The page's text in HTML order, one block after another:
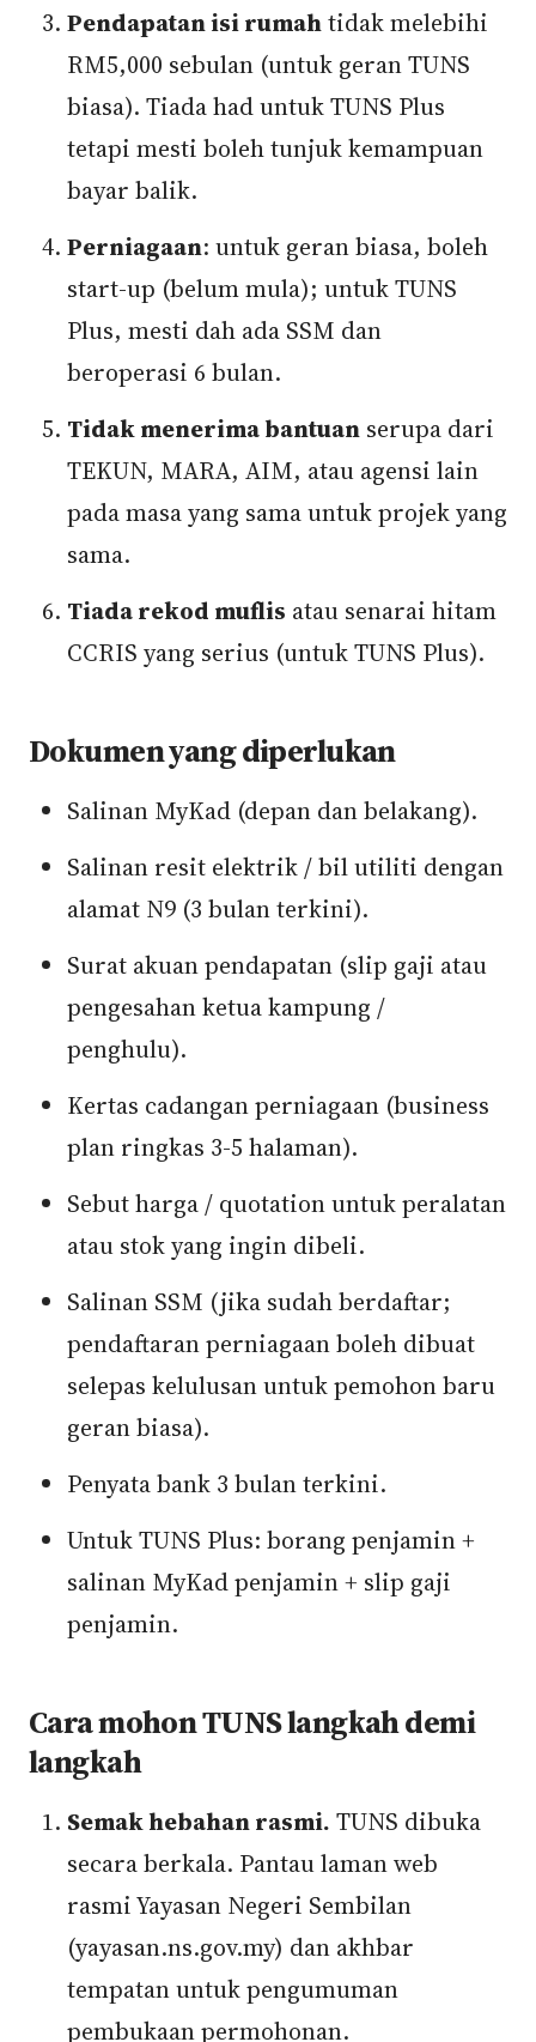
Pendapatan isi rumahtidak melebihi
RM5,000 sebulan (untuk geran TUNS
biasa). Tiada had untuk TUNS Plus
tetapi mesti boleh tunjuk kemampuan
bayar balik.
Perniagaan: untuk geran biasa, boleh
start-up (belum mula); untuk TUNS
Plus, mesti dah ada SSM dan
beroperasi 6 bulan.
Tidak menerima bantuan serupa dari
TEKUN, MARA, AIM, atau agensi lain
pada masa yang sama untuk projek yang
sama.
Tiada rekod muflis atau senarai hitam
CCRIS yang serius (untuk TUNS Plus).
Dokumen yang diperlukan
Salinan MyKad (depan dan belakang).
Salinan resit elektrik / bil utiliti dengan
alamat N9 (3 bulan terkini).
Surat akuan pendapatan (slip gaji atau
pengesahan ketua kampung /
penghulu).
Kertas cadangan perniagaan (business
plan ringkas 3-5 halaman).
Sebut harga / quotation untuk peralatan
atau stok yang ingin dibeli.
Salinan SSM (jika sudah berdaftar;
pendaftaran perniagaan boleh dibuat
selepas kelulusan untuk pemohon baru
geran biasa).
Penyata bank 3 bulan terkini.
Untuk TUNS Plus: borang penjamin +
salinan MyKad penjamin + slip gaji
penjamin.
Cara mohon TUNS langkah demi
langkah
Semak hebahan rasmi. TUNS dibuka
secara berkala. Pantau laman web
rasmi Yayasan Negeri Sembilan
(yayasan.ns.gov.my) dan akhbar
tempatan untuk pengumuman
pembukaan permohonan.